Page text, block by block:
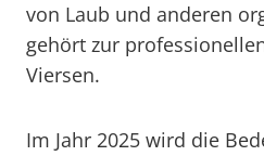
von Laub und anderen
gehört zur
Viersen.
Im Jahr 2025 wird die